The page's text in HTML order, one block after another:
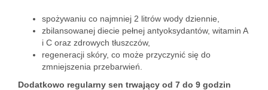
spożywaniu co najmniej 2 litrów wody dziennie,
zbilansowanej diecie pełnej antyoksydantów, witamin A
i C oraz zdrowych tłuszczów,
regeneracji skóry, co może przyczynić się do
zmniejszenia przebarwień.
Dodatkowo regularny sen trwający od 7 do 9 godzin